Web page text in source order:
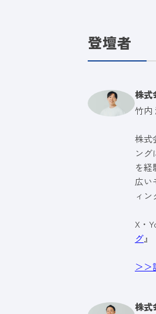
登壇者
株式
竹内
株式
ン
を経
広い
ィン
X・
グ』
＞＞
株式